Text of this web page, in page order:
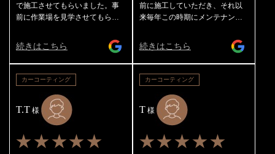
で施工させてもらいました。事
前に作業場を見学させてもら
明を受けここに決めました。仕
上がりがとても美しく、細部ま
で丁寧に仕上げてくれていま
す。ありがとうございました😊
続きはこちら
前に施工していただき、それ以
来毎年この時期にメンテナンス
ギュラーメンテナンスとライト
ポリッシュメンテナンスを交互
にしてもらっており今回はライ
トポリッシュでした☝️ レギュラ
ーでも十分ピカピカになり水弾
きもスゴイ（ボンネットや天井
の水滴は息を軽く吹きかけるだ
けで飛んでいきます笑）のです
が、ライトポリッシュになる
と・・・新車になります👍 室内
続きはこちら
カーコーティング
T.T 様
★★★★★
カーコーティング
T様
★★★★★